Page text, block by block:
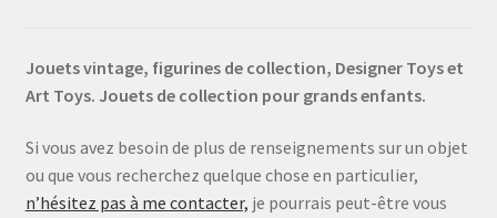
Jouets vintage, figurines de collection, Designer Toys et
Art Toys. Jouets de collection pour grands enfants.
Si vous avez besoin de plus de renseignements sur un objet
ou que vous recherchez quelque chose en particulier,
n’hésitez pas à me contacter, je pourrais peut-être vous